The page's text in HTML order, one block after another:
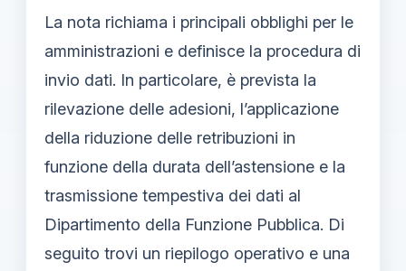
La nota richiama i principali obblighi per le
amministrazioni e definisce la procedura di
invio dati. In particolare, è prevista la
rilevazione delle adesioni, l’applicazione
della riduzione delle retribuzioni in
funzione della durata dell’astensione e la
trasmissione tempestiva dei dati al
Dipartimento della Funzione Pubblica. Di
seguito trovi un riepilogo operativo e una